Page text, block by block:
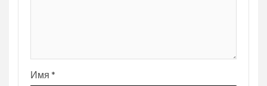
Имя *